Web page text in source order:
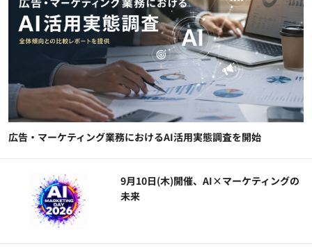
広告・マーケティング業務におけるAI活用実態調査を開始
9月10日(木)開催、AI×マーケティングの
未来